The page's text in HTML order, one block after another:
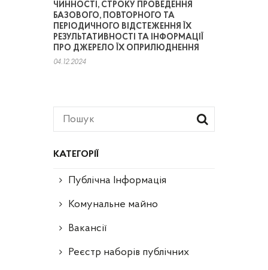
КАТЕГОРІЇ
Публічна Інформація
Комунальне майно
Вакансії
Реєстр наборів публічних
ЧИННОСТІ, СТРОКУ ПРОВЕДЕННЯ
БАЗОВОГО, ПОВТОРНОГО ТА
ПЕРІОДИЧНОГО ВІДСТЕЖЕННЯ ЇХ
РЕЗУЛЬТАТИВНОСТІ ТА ІНФОРМАЦІЇ
ПРО ДЖЕРЕЛО ЇХ ОПРИЛЮДНЕННЯ
04.12.2024